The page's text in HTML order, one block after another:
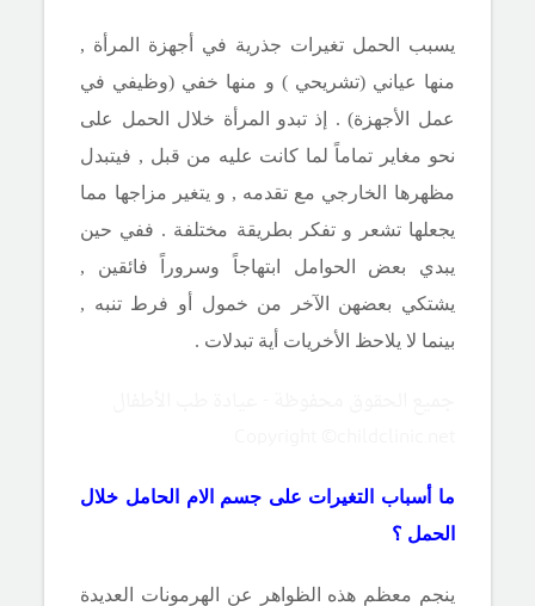
يسبب الحمل تغيرات جذرية في أجهزة المرأة ,
منها عياني (تشريحي ) و منها خفي (وظيفي في
عمل الأجهزة) . إذ تبدو المرأة خلال الحمل على
نحو مغاير تماماً لما كانت عليه من قبل , فيتبدل
مظهرها الخارجي مع تقدمه , و يتغير مزاجها مما
يجعلها تشعر و تفكر بطريقة مختلفة . ففي حين
يبدي بعض الحوامل ابتهاجاً وسروراً فائقين ,
يشتكي بعضهن الآخر من خمول أو فرط تنبه ,
بينما لا يلاحظ الأخريات أية تبدلات .
ما أسباب التغيرات على جسم الام الحامل خلال
الحمل ؟
ينجم معظم هذه الظواهر عن الهرمونات العديدة